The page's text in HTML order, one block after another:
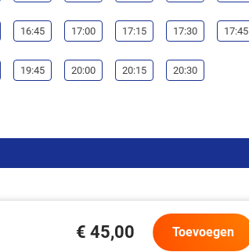
16:45 17:00 17:15 17:30 17:45
19:45 20:00 20:15 20:30
€ 45,00 Toevoegen